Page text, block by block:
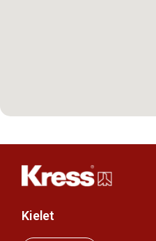
Kielet